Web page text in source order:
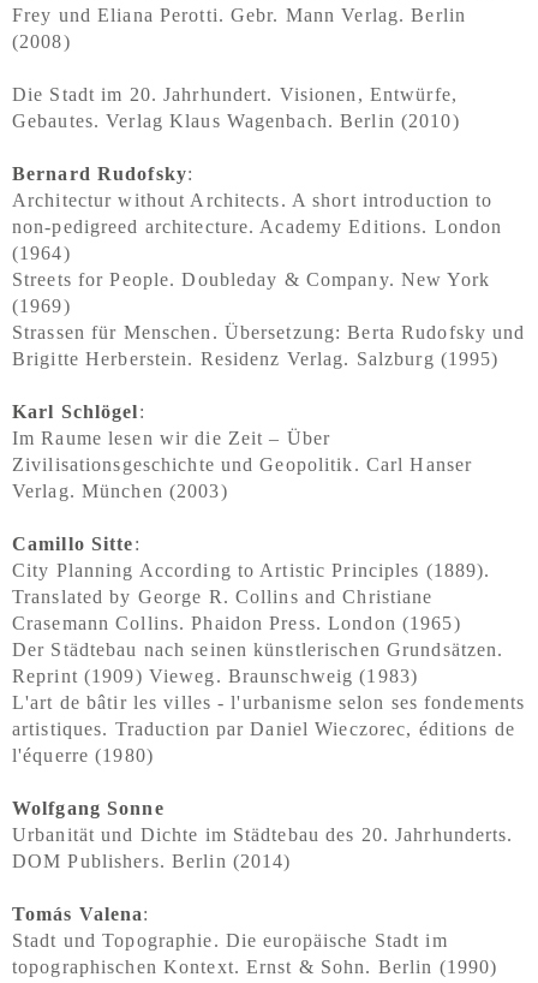
Frey und Eliana Perotti. Gebr. Mann Verlag. Berlin
(2008)
Die Stadt im 20. Jahrhundert. Visionen, Entwürfe,
Gebautes. Verlag Klaus Wagenbach. Berlin (2010)
Bernard Rudofsky:
Architectur without Architects. A short introduction to
non-pedigreed architecture. Academy Editions. London
(1964)
Streets for People. Doubleday & Company. New York
(1969)
Strassen für Menschen. Übersetzung: Berta Rudofsky und
Brigitte Herberstein. Residenz Verlag. Salzburg (1995)
Karl Schlögel:
Im Raume lesen wir die Zeit – Über
Zivilisationsgeschichte und Geopolitik. Carl Hanser
Verlag. München (2003)
Camillo Sitte:
City Planning According to Artistic Principles (1889).
Translated by George R. Collins and Christiane
Crasemann Collins. Phaidon Press. London (1965)
Der Städtebau nach seinen künstlerischen Grundsätzen.
Reprint (1909) Vieweg. Braunschweig (1983)
L'art de bâtir les villes - l'urbanisme selon ses fondements
artistiques. Traduction par Daniel Wieczorec, éditions de
l'équerre (1980)
Wolfgang Sonne
Urbanität und Dichte im Städtebau des 20. Jahrhunderts.
DOM Publishers. Berlin (2014)
Tomás Valena:
Stadt und Topographie. Die europäische Stadt im
topographischen Kontext. Ernst & Sohn. Berlin (1990)